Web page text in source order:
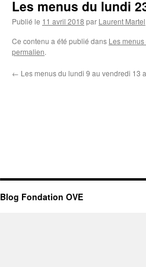
Les menus du lundi
Publié le 11 avril 2018 par Laurent Martel
Ce contenu a été publié dans Les
permalien.
← Les menus du lundi 9 au vendredi 13
Blog Fondation OVE